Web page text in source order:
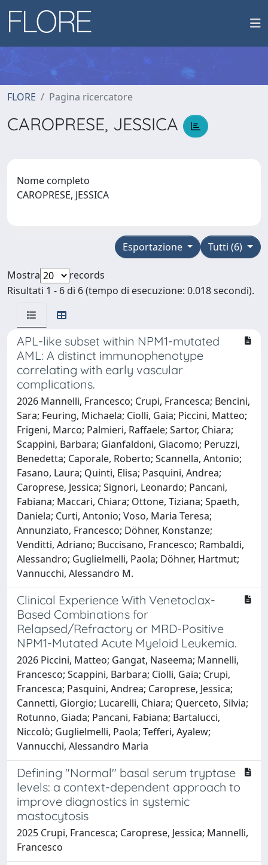
FLORE Pagina ricercatore
CAROPRESE, JESSICA
Nome completo
CAROPRESE, JESSICA
Tutti (6)
Esportazione
Mostra
records
Risultati 1 - 6 di 6 (tempo di esecuzione: 0.018 secondi).
APL-like subset within NPM1-mutated
AML: A distinct immunophenotype
correlating with early vascular
complications.
2026 Mannelli, Francesco; Crupi, Francesca; Bencini,
Sara; Feuring, Michaela; Ciolli, Gaia; Piccini, Matteo;
Frigeni, Marco; Palmieri, Raffaele; Sartor, Chiara;
Scappini, Barbara; Gianfaldoni, Giacomo; Peruzzi,
Benedetta; Caporale, Roberto; Scannella, Antonio;
Fasano, Laura; Quinti, Elisa; Pasquini, Andrea;
Caroprese, Jessica; Signori, Leonardo; Pancani,
Fabiana; Maccari, Chiara; Ottone, Tiziana; Spaeth,
Daniela; Curti, Antonio; Voso, Maria Teresa;
Annunziato, Francesco; Döhner, Konstanze;
Venditti, Adriano; Buccisano, Francesco; Rambaldi,
Alessandro; Guglielmelli, Paola; Döhner, Hartmut;
Vannucchi, Alessandro M.
Clinical Experience With Venetoclax-
Based Combinations for
Relapsed/Refractory or MRD-Positive
NPM1-Mutated Acute Myeloid Leukemia.
2026 Piccini, Matteo; Gangat, Naseema; Mannelli,
Francesco; Scappini, Barbara; Ciolli, Gaia; Crupi,
Francesca; Pasquini, Andrea; Caroprese, Jessica;
Cannetti, Giorgio; Lucarelli, Chiara; Querceto, Silvia;
Rotunno, Giada; Pancani, Fabiana; Bartalucci,
Niccolò; Guglielmelli, Paola; Tefferi, Ayalew;
Vannucchi, Alessandro Maria
Defining "Normal" basal serum tryptase
levels: a context-dependent approach to
improve diagnostics in systemic
mastocytosis
2025 Crupi, Francesca; Caroprese, Jessica; Mannelli,
Francesco